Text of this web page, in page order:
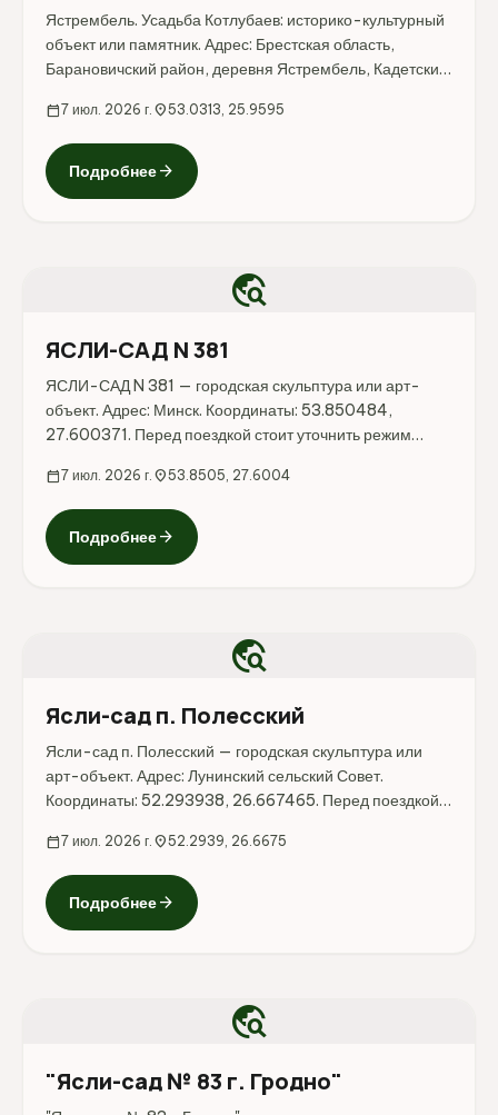
Ястрембель. Усадьба Котлубаев: историко-культурный
объект или памятник. Адрес: Брестская область,
Барановичский район, деревня Ястрембель, Кадетский
calendar_today7 июл. 2026 г. location_on53.0313, 25.9595
Подробнееarrow_forward
travel_explore
ЯСЛИ-САД N 381
ЯСЛИ-САД N 381 — городская скульптура или арт-
объект. Адрес: Минск. Координаты: 53.850484,
27.600371. Перед поездкой стоит уточнить режим
на официальных ресурсах.
calendar_today7 июл. 2026 г. location_on53.8505, 27.6004
Подробнееarrow_forward
travel_explore
Ясли-сад п. Полесский
Ясли-сад п. Полесский — городская скульптура или
арт-объект. Адрес: Лунинский сельский Совет.
Координаты: 52.293938, 26.667465. Перед поездкой
и актуальные условия на официальных ресурсах.
calendar_today7 июл. 2026 г. location_on52.2939, 26.6675
Подробнееarrow_forward
travel_explore
"Ясли-сад № 83 г. Гродно"